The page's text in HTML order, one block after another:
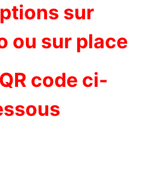
sur
ou sur place
code ci-